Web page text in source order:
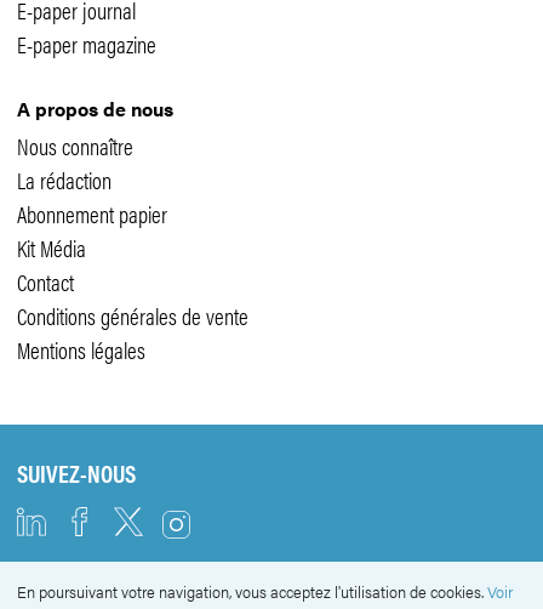
E-paper journal
E-paper magazine
A propos de nous
Nous connaître
La rédaction
Abonnement papier
Kit Média
Contact
Conditions générales de vente
Mentions légales
SUIVEZ-NOUS
En poursuivant votre navigation, vous acceptez l'utilisation de cookies.Voir